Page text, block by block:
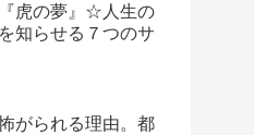
虎の夢』☆人生の
知らせる７つのサ
がられる理由。都